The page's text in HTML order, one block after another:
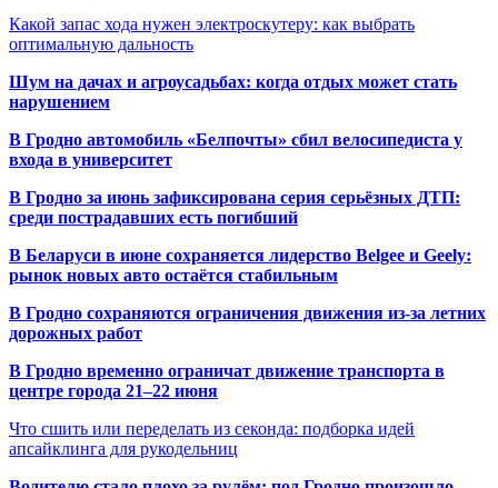
Какой запас хода нужен электроскутеру: как выбрать
оптимальную дальность
Шум на дачах и агроусадьбах: когда отдых может стать
нарушением
В Гродно автомобиль «Белпочты» сбил велосипедиста у
входа в университет
В Гродно за июнь зафиксирована серия серьёзных ДТП:
среди пострадавших есть погибший
В Беларуси в июне сохраняется лидерство Belgee и Geely:
рынок новых авто остаётся стабильным
В Гродно сохраняются ограничения движения из-за летних
дорожных работ
В Гродно временно ограничат движение транспорта в
центре города 21–22 июня
Что сшить или переделать из секонда: подборка идей
апсайклинга для рукодельниц